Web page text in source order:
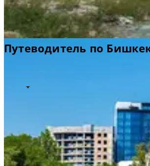
Путеводитель по
Полезная информация
Информация об аэропорте
Добро пожаловать в
Бишкек, некогда служивший местом
на Великом шелковом пути, сегодня
и финансовым центром Киргизии.